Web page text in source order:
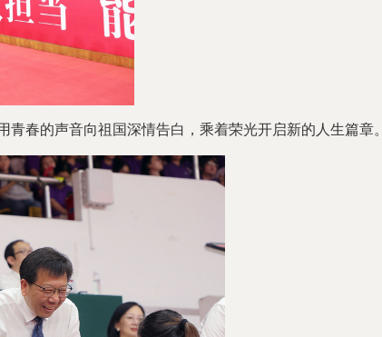
春的声音向祖国深情告白，乘着荣光开启新的人生篇章。